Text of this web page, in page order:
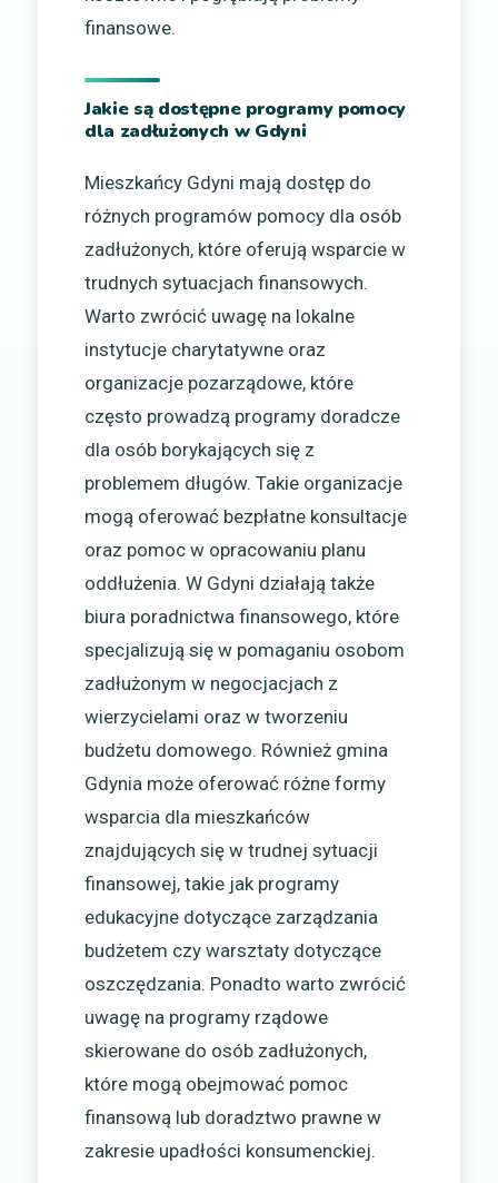
finansowe.
Jakie są dostępne programy pomocy
dla zadłużonych w Gdyni
Mieszkańcy Gdyni mają dostęp do
różnych programów pomocy dla osób
zadłużonych, które oferują wsparcie w
trudnych sytuacjach finansowych.
Warto zwrócić uwagę na lokalne
instytucje charytatywne oraz
organizacje pozarządowe, które
często prowadzą programy doradcze
dla osób borykających się z
problemem długów. Takie organizacje
mogą oferować bezpłatne konsultacje
oraz pomoc w opracowaniu planu
oddłużenia. W Gdyni działają także
biura poradnictwa finansowego, które
specjalizują się w pomaganiu osobom
zadłużonym w negocjacjach z
wierzycielami oraz w tworzeniu
budżetu domowego. Również gmina
Gdynia może oferować różne formy
wsparcia dla mieszkańców
znajdujących się w trudnej sytuacji
finansowej, takie jak programy
edukacyjne dotyczące zarządzania
budżetem czy warsztaty dotyczące
oszczędzania. Ponadto warto zwrócić
uwagę na programy rządowe
skierowane do osób zadłużonych,
które mogą obejmować pomoc
finansową lub doradztwo prawne w
zakresie upadłości konsumenckiej.